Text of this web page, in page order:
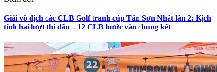
Giải vô địch các CLB Golf tranh cúp Tân Sơn Nhất lần 2: Kịch
tính hai lượt thi đấu – 12 CLB bước vào chung kết